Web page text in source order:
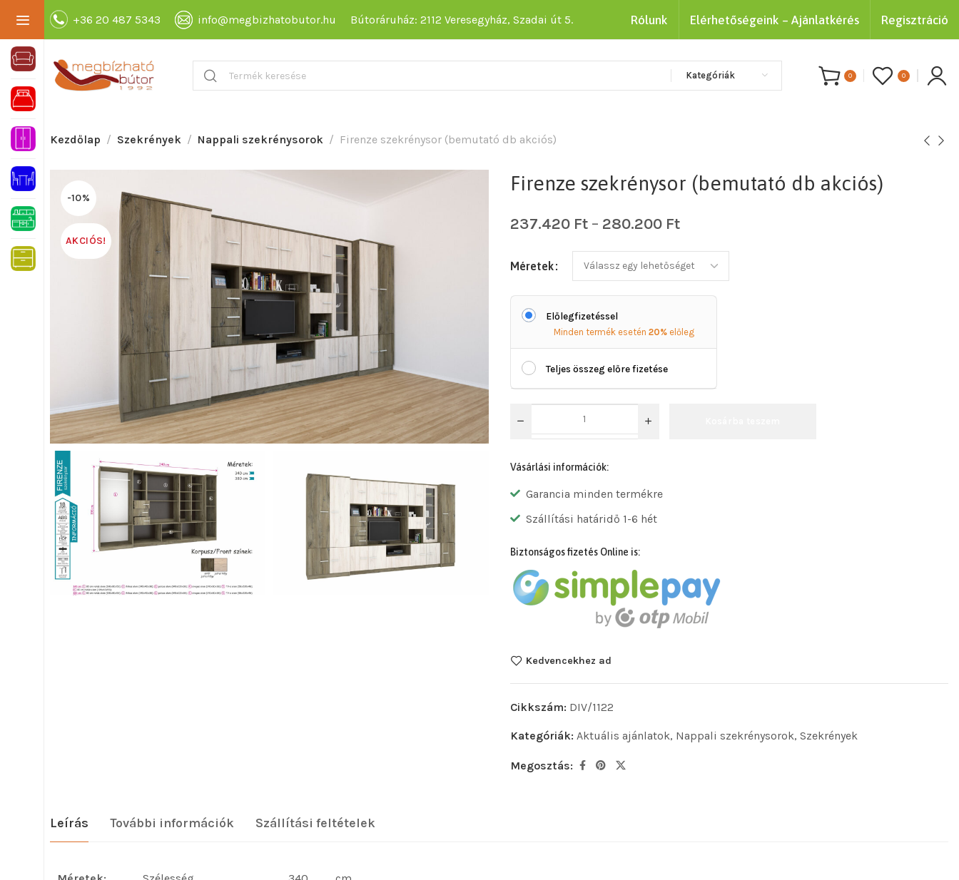
+36 20 487 5343 info@megbizhatobutor.hu Bútoráruház: 2112 Veresegyház, Szadai út 5. Rólunk Elérhetőségeink – Ajánlatkérés Regisztráció
Kategóriák 0 0
Kezdőlap Szekrények Nappali szekrénysorok Firenze szekrénysor (bemutató db akciós)
-10%
AKCIÓS!
Firenze szekrénysor (bemutató db akciós)
237.420 Ft – 280.200 Ft
Méretek
Előlegfizetéssel
Minden termék esetén 20% előleg
Teljes összeg előre fizetése
Vásárlási információk:
Garancia minden termékre
Szállítási határidő 1-6 hét
Biztonságos fizetés Online is:
Kedvencekhez ad
Cikkszám: DIV/1122
Kategóriák: Aktuális ajánlatok, Nappali szekrénysorok, Szekrények
Megosztás:
Leírás További információk Szállítási feltételek